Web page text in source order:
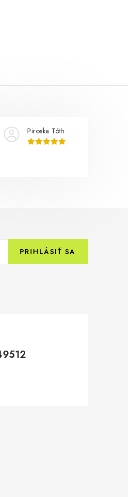
Piroska Tóth
PRIHLÁSIŤ SA